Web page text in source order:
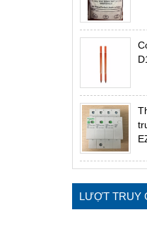
LƯỢT TRUY